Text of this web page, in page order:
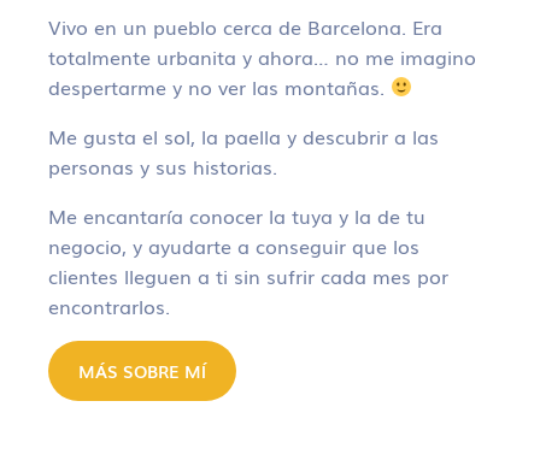
Vivo en un pueblo cerca de Barcelona. Era
totalmente urbanita y ahora… no me imagino
despertarme y no ver las montañas.
Me gusta el sol, la paella y descubrir a las
personas y sus historias.
Me encantaría conocer la tuya y la de tu
negocio, y ayudarte a conseguir que los
clientes lleguen a ti sin sufrir cada mes por
encontrarlos.
MÁS SOBRE MÍ